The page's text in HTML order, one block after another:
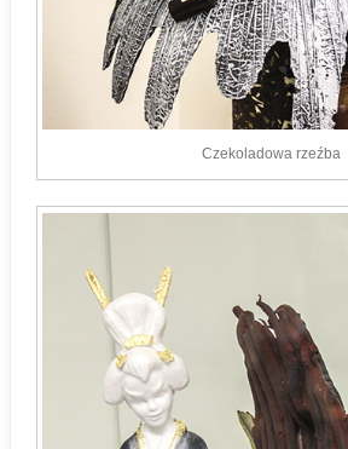
Czekoladowa rzeźba